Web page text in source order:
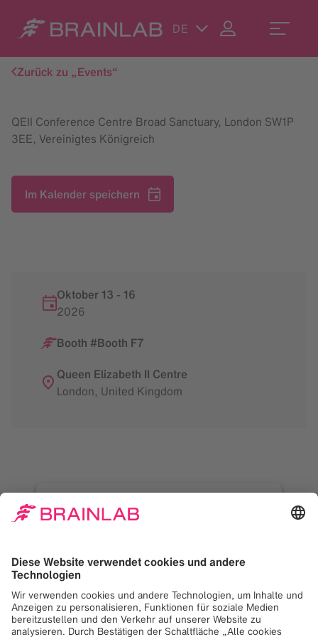
DE
Zurück zu „Events“
QEII Conference Centre Broad Sanctuary, London SW1P
3EE, Vereinigtes Königreich
Im Kalender speichern
Oktober 13 - 16
2026
Booth #Booth F7
Queen Elizabeth II Centre
London, United Kingdom
Maps-Dienstes
Einverständnis!
Wir verwenden Google Maps, um Inhalte
einzubetten, die möglicherweise Daten über
Ihre Aktivitäten sammeln. Bitte lesen Sie die